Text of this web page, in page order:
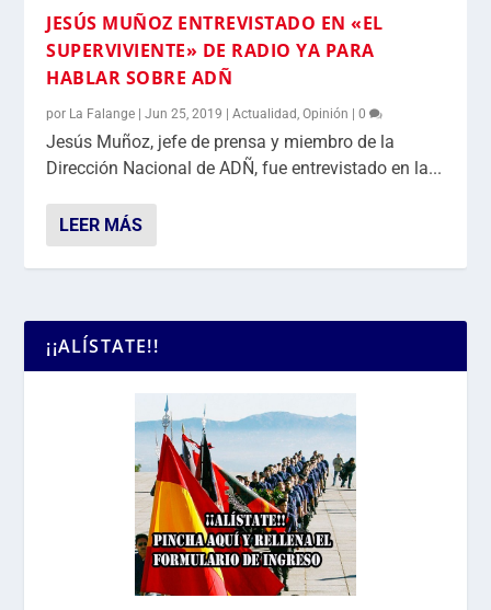
JESÚS MUÑOZ ENTREVISTADO EN «EL
SUPERVIVIENTE» DE RADIO YA PARA
HABLAR SOBRE ADÑ
por La Falange |Jun 25, 2019 |Actualidad ,Opinión |0
Jesús Muñoz, jefe de prensa y miembro de la
Dirección Nacional de ADÑ, fue entrevistado en la...
LEER MÁS
¡¡ALÍSTATE!!